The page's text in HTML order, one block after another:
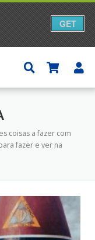
coisas a fazer com
fazer e ver na
GET